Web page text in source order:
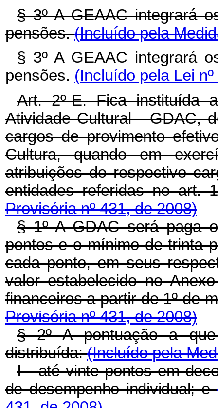
§ 3º A GEAAC integrará
pensões.(Incluído pela
§ 3º A GEAAC integrará
pensões. (Incluído pela Lei
Art. 2º-E.Fica instituída
Atividade Cultural - GDAC,
cargos de provimento
Cultura, quando em
atribuições do respectivo
entidades referidas no art.
Provisória nº 431, de 2008)
§ 1º A GDAC será paga
pontos e o mínimo de trinta
cada ponto, em seus
valor estabelecido no
financeiros a partir de 1º de
Provisória nº 431, de 2008)
§ 2º A pontuação a
distribuída:(Incluído pela
I - até vinte pontos em
de desempenho individual; e